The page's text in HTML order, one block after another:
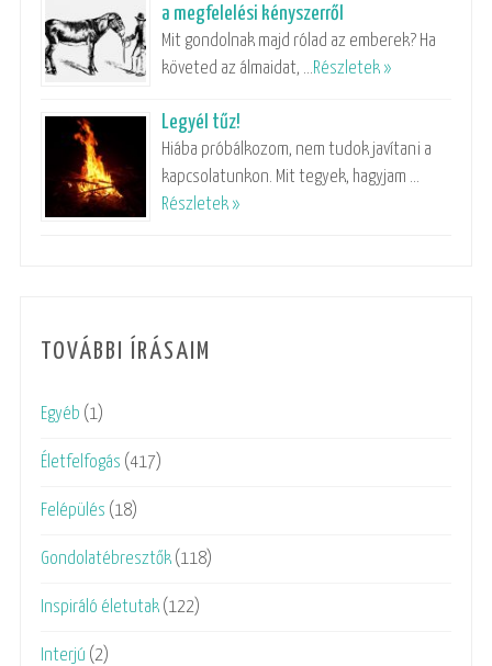
a megfelelési kényszerről
Mit gondolnak majd rólad az emberek? Ha
követed az álmaidat, …Részletek »
Legyél tűz!
Hiába próbálkozom, nem tudok javítani a
kapcsolatunkon. Mit tegyek, hagyjam …
Részletek »
TOVÁBBI ÍRÁSAIM
Egyéb (1)
Életfelfogás (417)
Felépülés (18)
Gondolatébresztők (118)
Inspiráló életutak (122)
Interjú (2)